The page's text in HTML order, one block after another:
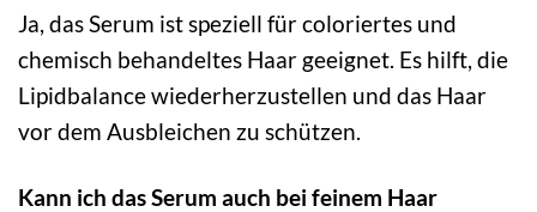
Ja, das Serum ist speziell für coloriertes und
chemisch behandeltes Haar geeignet. Es hilft, die
Lipidbalance wiederherzustellen und das Haar
vor dem Ausbleichen zu schützen.
Kann ich das Serum auch bei feinem Haar